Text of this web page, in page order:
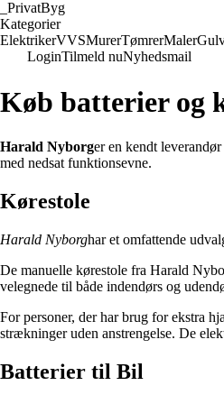
PrivatByg
Kategorier
ElektrikerVVSMurerTømrerMaler
LoginTilmeld nuNyhedsmail
Køb batterier og
Harald Nyborger en kendt
med nedsat funktionsevne.
Kørestole
Harald Nyborghar et omfattende
De manuelle kørestole fra Harald
velegnede til både indendørs og
For personer, der har brug for ekstra
strækninger uden anstrengelse. De
Batterier til Bil